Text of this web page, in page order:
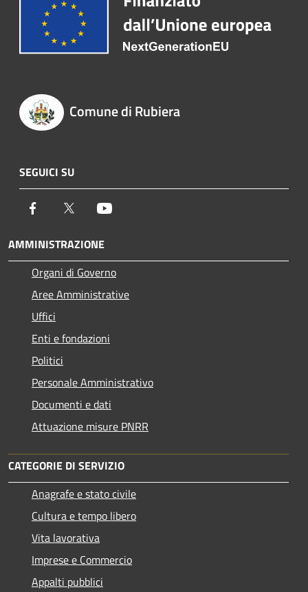
Comune di Rubiera
SEGUICI SU
Facebook Twitter
AMMINISTRAZIONE
Organi di Governo
Aree Amministrative
Uffici
Enti e fondazioni
Politici
Personale Amministrativo
Documenti e dati
Attuazione misure PNRR
CATEGORIE DI SERVIZIO
Anagrafe e stato civile
Cultura e tempo libero
Vita lavorativa
Imprese e Commercio
Appalti pubblici